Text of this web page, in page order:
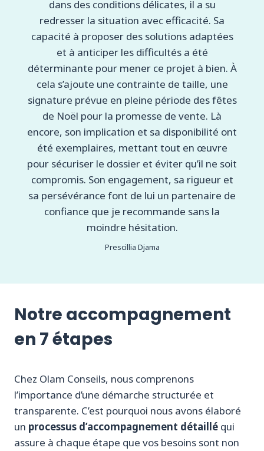
dans des conditions délicates, il a su
redresser la situation avec efficacité. Sa
capacité à proposer des solutions adaptées
et à anticiper les difficultés a été
déterminante pour mener ce projet à bien. À
cela s’ajoute une contrainte de taille, une
signature prévue en pleine période des fêtes
de Noël pour la promesse de vente. Là
encore, son implication et sa disponibilité ont
été exemplaires, mettant tout en œuvre
pour sécuriser le dossier et éviter qu’il ne soit
compromis. Son engagement, sa rigueur et
sa persévérance font de lui un partenaire de
confiance que je recommande sans la
moindre hésitation.
Prescillia Djama
Notre accompagnement
en 7 étapes
Chez Olam Conseils, nous comprenons
l’importance d’une démarche structurée et
transparente. C’est pourquoi nous avons élaboré
un processus d’accompagnement détaillé qui
assure à chaque étape que vos besoins sont non